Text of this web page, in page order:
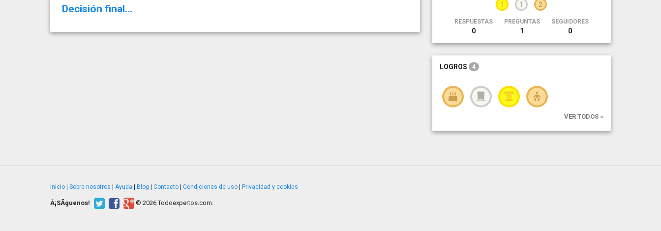
Decisión final... 1 1 2
RESPUESTAS
0
PREGUNTAS
1
SEGUIDORES
0
LOGROS 4
VER TODOS »
Inicio Sobre nosotros Ayuda Blog Contacto Condiciones de uso Privacidad y cookies
Â¡SÃ­guenos! © 2026 Todoexpertos.com.